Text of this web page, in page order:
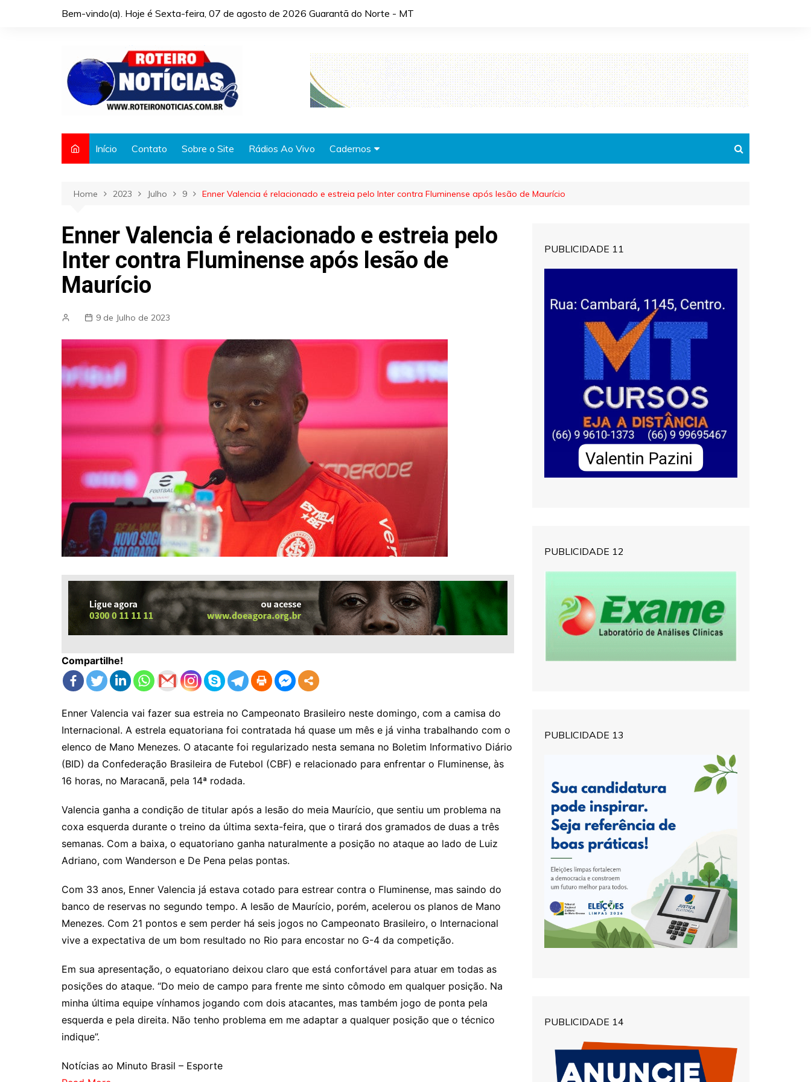
Bem-vindo(a). Hoje é Sexta-feira, 07 de agosto de 2026 Guarantã do Norte - MT
Início Contato Sobre o Site Rádios Ao Vivo Cadernos
Automóveis
Cidades
Cultura
Justiça
Home 2023 Julho 9 Enner Valencia é relacionado e estreia pelo Inter contra Fluminense após lesão de Maurício
Enner Valencia é relacionado e estreia pelo
Inter contra Fluminense após lesão de
Maurício
9 de Julho de 2023
Compartilhe!
Enner Valencia vai fazer sua estreia no Campeonato Brasileiro neste domingo, com a camisa do
Internacional. A estrela equatoriana foi contratada há quase um mês e já vinha trabalhando com o
elenco de Mano Menezes. O atacante foi regularizado nesta semana no Boletim Informativo Diário
(BID) da Confederação Brasileira de Futebol (CBF) e relacionado para enfrentar o Fluminense, às
16 horas, no Maracanã, pela 14ª rodada.
Valencia ganha a condição de titular após a lesão do meia Maurício, que sentiu um problema na
coxa esquerda durante o treino da última sexta-feira, que o tirará dos gramados de duas a três
semanas. Com a baixa, o equatoriano ganha naturalmente a posição no ataque ao lado de Luiz
Adriano, com Wanderson e De Pena pelas pontas.
Com 33 anos, Enner Valencia já estava cotado para estrear contra o Fluminense, mas saindo do
banco de reservas no segundo tempo. A lesão de Maurício, porém, acelerou os planos de Mano
Menezes. Com 21 pontos e sem perder há seis jogos no Campeonato Brasileiro, o Internacional
vive a expectativa de um bom resultado no Rio para encostar no G-4 da competição.
Em sua apresentação, o equatoriano deixou claro que está confortável para atuar em todas as
posições do ataque. “Do meio de campo para frente me sinto cômodo em qualquer posição. Na
minha última equipe vínhamos jogando com dois atacantes, mas também jogo de ponta pela
esquerda e pela direita. Não tenho problema em me adaptar a qualquer posição que o técnico
indique”.
Notícias ao Minuto Brasil – Esporte
PUBLICIDADE 11
PUBLICIDADE 12
PUBLICIDADE 13
PUBLICIDADE 14